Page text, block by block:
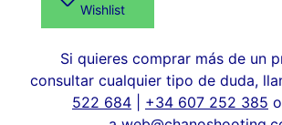
Wishlist
Si quieres comprar más de un
consultar cualquier tipo de duda,
522 684
+34 607 252 385